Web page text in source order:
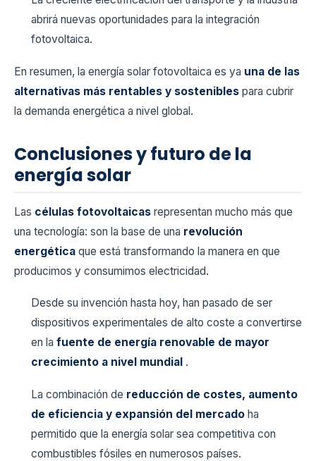
abrirá nuevas oportunidades para la integración
fotovoltaica.
En resumen, la energía solar fotovoltaica es ya una de las
alternativas más rentables y sostenibles para cubrir
la demanda energética a nivel global.
Conclusiones y futuro de la
energía solar
Las células fotovoltaicas representan mucho más que
una tecnología: son la base de una revolución
energética que está transformando la manera en que
producimos y consumimos electricidad.
Desde su invención hasta hoy, han pasado de ser
dispositivos experimentales de alto coste a convertirse
en la fuente de energía renovable de mayor
crecimiento a nivel mundial .
La combinación de reducción de costes, aumento
de eficiencia y expansión del mercado ha
permitido que la energía solar sea competitiva con
combustibles fósiles en numerosos países.